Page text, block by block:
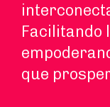
Facilitando
que